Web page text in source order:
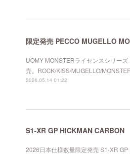
限定発売 PECCO MUGELLO
UOMY MONSTERライセンスシリー
売。ROCK/KISS/MUGELLO/
2026.05.14 01:22
S1-XR GP HICKMAN CARBON
2026日本仕様数量限定発売 S1-XR